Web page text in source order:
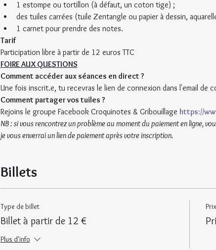
1 estompe ou tortillon (à défaut, un coton tige) ;
des tuiles carrées (tuile Zentangle ou papier à dessin,
1 carnet pour prendre des notes.
Tarif
Participation libre à partir de 12 euros TTC
FOIRE AUX QUESTIONS
Comment accéder aux séances en direct ?
Une fois inscrit.e, tu recevras le lien de connexion dans l'email de
Comment partager vos tuiles ?
Rejoins le groupe Facebook Croquinotes & Gribouillage https://
NB : si vous rencontrez un problème au moment du paiement en ligne,
je vous enverrai un lien de paiement après votre inscription.
Billets
Type de billet
Billet à partir de 12 €
Plus d'info
Prix